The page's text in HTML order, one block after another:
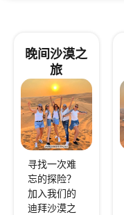
晚间沙漠之
旅
寻找一次难
忘的探险？
加入我们的
迪拜沙漠之